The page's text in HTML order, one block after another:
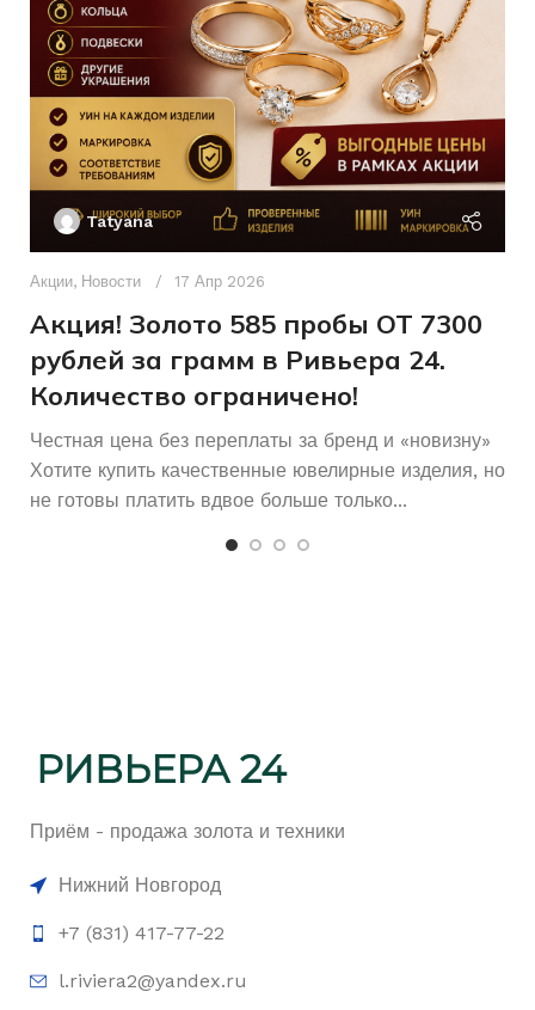
БРЕНД
ДЛЯ КОГО Женщинам
КОЛИЧЕСТВО КАМНЕЙ Россыпь
РАЗМЕР КОЛЬЦА
ДЛЯ КОГО Женщинам
СОСТОЯНИЕ
Tatyana
Акции, Новости 17 Апр 2026
Акция! Золото 585 пробы ОТ 7300
рублей за грамм в Ривьера 24.
Количество ограничено!
Честная цена без переплаты за бренд и «новизну»
Хотите купить качественные ювелирные изделия, но
не готовы платить вдвое больше только...
Приём - продажа золота и техники
Нижний Новгород
+7 (831) 417-77-22
l.riviera2@yandex.ru